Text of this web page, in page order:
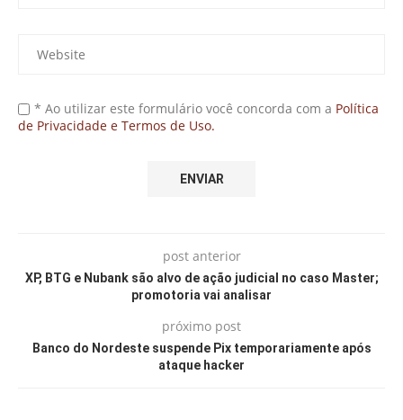
* Ao utilizar este formulário você concorda com a Política
de Privacidade e Termos de Uso.
post anterior
XP, BTG e Nubank são alvo de ação judicial no caso Master;
promotoria vai analisar
próximo post
Banco do Nordeste suspende Pix temporariamente após
ataque hacker